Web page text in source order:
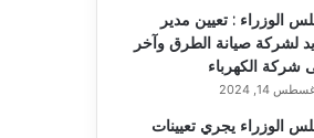
الوزراء : تعيين مدير
لشركة صيانة الطرق وآخر
شركة الكهرباء
14, 2024
الوزراء يجري تعيينات